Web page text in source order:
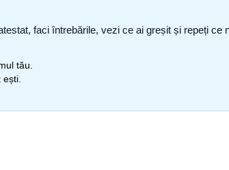
faci întrebările, vezi ce ai greșit și repeți
tău.